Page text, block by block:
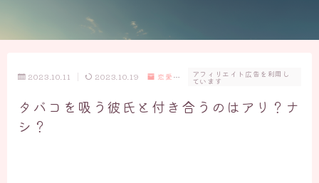
2023.10.11 2023.10.19 恋愛相 アフィリエイト広告を利用し
ています
タバコを吸う彼氏と付き合うのはアリ？ナ
シ？